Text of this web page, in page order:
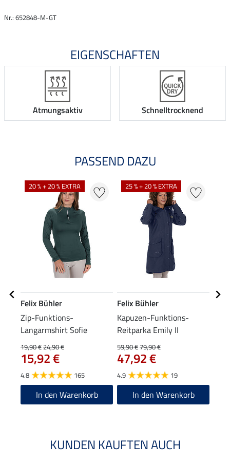
Nr.: 652848-M-GT
EIGENSCHAFTEN
Atmungsaktiv Schnelltrocknend
PASSEND DAZU
20 % + 20 % EXTRA
Felix Bühler
Zip-Funktions-
Langarmshirt Sofie
19,90 €24,90 €
15,92 €
4.8 165
In den Warenkorb
25 % + 20 % EXTRA
Felix Bühler
Kapuzen-Funktions-
Reitparka Emily II
59,90 €79,90 €
47,92 €
4.9 19
In den Warenkorb
KUNDEN KAUFTEN AUCH